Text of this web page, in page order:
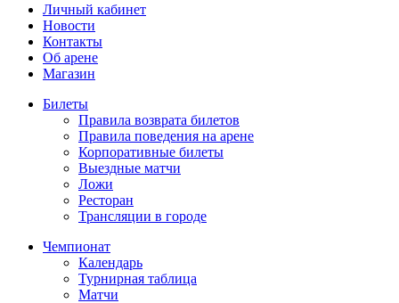
Личный кабинет
Новости
Контакты
Об арене
Магазин
Билеты
Правила возврата билетов
Правила поведения на арене
Корпоративные билеты
Выездные матчи
Ложи
Ресторан
Трансляции в городе
Чемпионат
Календарь
Турнирная таблица
Матчи